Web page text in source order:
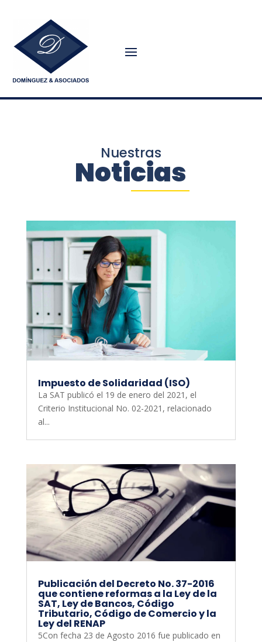
Nuestras
Noticias
Impuesto de Solidaridad (ISO)
La SAT publicó el 19 de enero del 2021, el
Criterio Institucional No. 02-2021, relacionado
al...
Publicación del Decreto No. 37-2016
que contiene reformas a la Ley de la
SAT, Ley de Bancos, Código
Tributario, Código de Comercio y la
Ley del RENAP
5Con fecha 23 de Agosto 2016 fue publicado en